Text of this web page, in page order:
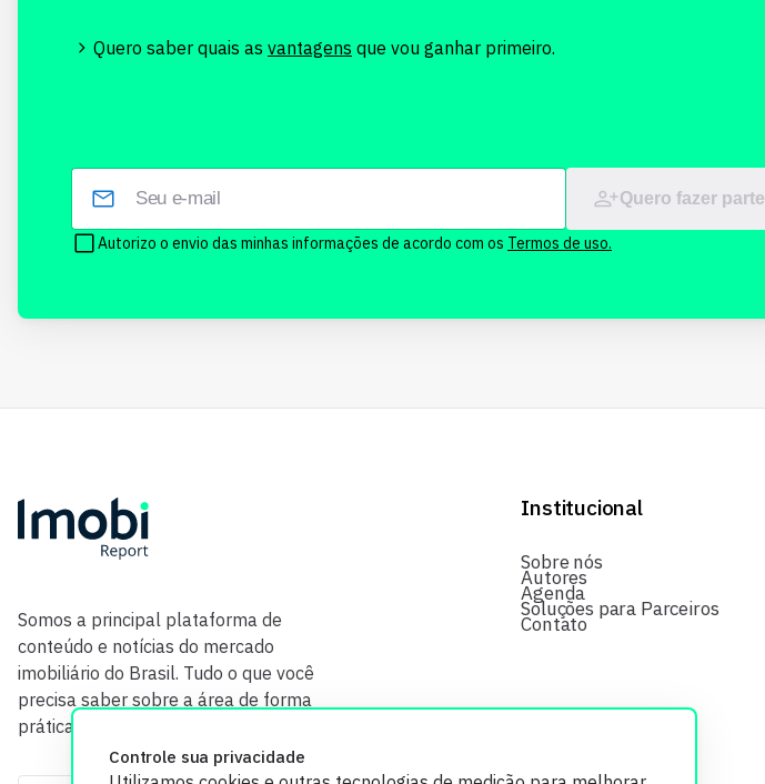
Controle sua privacidade
Quero saber quais as vantagens que vou ganhar primeiro.
Quero fazer parte
Autorizo o envio das minhas informações de acordo com os Termos de uso.
Somos a principal plataforma de
conteúdo e notícias do mercado
imobiliário do Brasil. Tudo o que você
precisa saber sobre a área de forma
prática e com credibilidade.
Institucional
Sobre nós
Autores
Agenda
Soluções para Parceiros
Contato